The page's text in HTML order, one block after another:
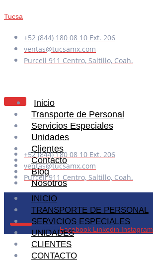
Tucsa
+52 (844) 180 08 10 Ext. 206
ventas@tucsamx.com
Purcell 911 Centro, Saltillo, Coah.
Inicio
Transporte de Personal
Servicios Especiales
Unidades
Clientes
Contacto
Blog
Nosotros
+52 (844) 180 08 10 Ext. 206
ventas@tucsamx.com
Purcell 911 Centro, Saltillo, Coah.
INICIO
TRANSPORTE DE PERSONAL
SERVICIOS ESPECIALES
UNIDADES
CLIENTES
CONTACTO
Facebook Linkedin Instagram